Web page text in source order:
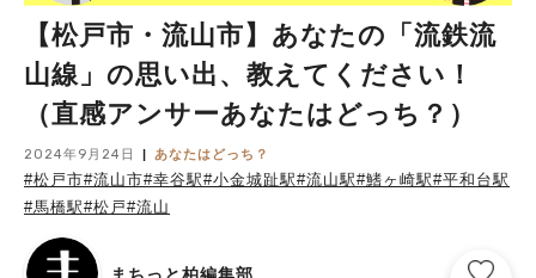
【松戸市・流山市】あなたの「流鉄流
山線」の思い出、教えてください！
（直感アンサーあなたはどっち？）
2024年9月24日 あなたはどっち？
#松戸市#流山市#幸谷駅#小金城趾駅#流山駅#鰭ヶ崎駅#平和台駅
#馬橋駅#松戸#流山